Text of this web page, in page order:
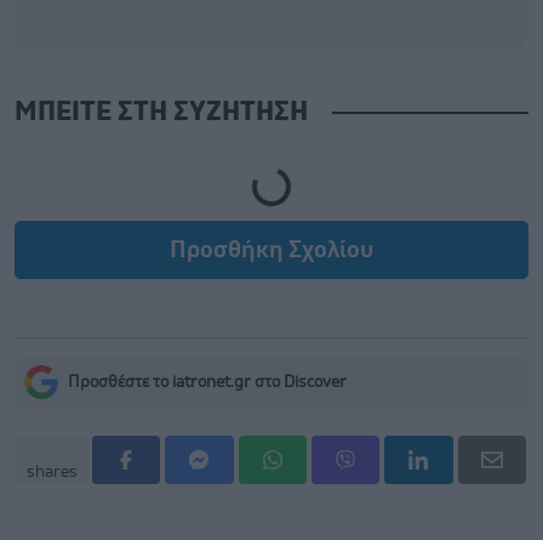
ΜΠΕΙΤΕ ΣΤΗ ΣΥΖΗΤΗΣΗ
Loading...
Προσθήκη Σχολίου
Προσθέστε το iatronet.gr στο Discover
shares